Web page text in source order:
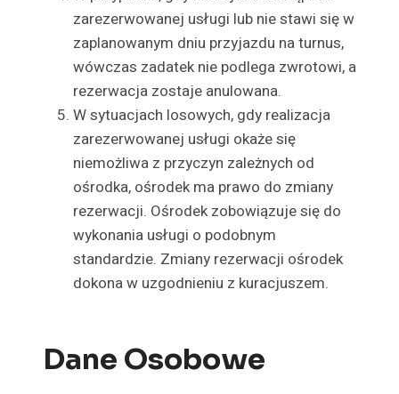
zarezerwowanej usługi lub nie stawi się w
zaplanowanym dniu przyjazdu na turnus,
wówczas zadatek nie podlega zwrotowi, a
rezerwacja zostaje anulowana.
W sytuacjach losowych, gdy realizacja
zarezerwowanej usługi okaże się
niemożliwa z przyczyn zależnych od
ośrodka, ośrodek ma prawo do zmiany
rezerwacji. Ośrodek zobowiązuje się do
wykonania usługi o podobnym
standardzie. Zmiany rezerwacji ośrodek
dokona w uzgodnieniu z kuracjuszem.
Dane Osobowe